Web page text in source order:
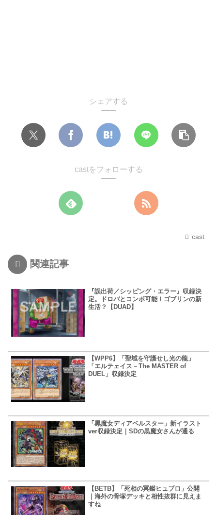
シェアする
castをフォローする
cast
関連記事
『誤出荷／シッピング・エラー』収録決
定。ドロバとコンボ可能！ゴブリンの新
生活？【DUAD】
【WPP6】「聖域を守護せし光の龍」
「エルテェイス－The MASTER of
DUEL」収録決定
「黒魔女ディアベルスター」新イラスト
ver収録決定｜SDの黒魔女さんが通る
【BETB】「死相の冥鑑ヒュブロ」公開
｜海外の骨塚デッキと相性抜群に見えま
すね